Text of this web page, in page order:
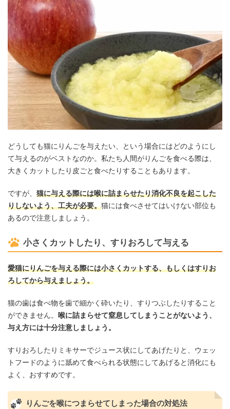
どうしても猫にりんごを与えたい、という場合にはどのようにし
て与えるのがベストなのか。私たち人間がりんごを食べる際は、
大きくカットしたり皮ごと食べたりすることもあります。
ですが、 猫に与える際には喉に詰まらせたり消化不良を起こした
りしないよう、工夫が必要。猫には食べさせてはいけない部位も
あるので注意しましょう。
小さくカットしたり、すりおろして与える
愛猫にりんごを与える際には小さくカットする、もしくはすりお
ろしてから与えましょう。
猫の歯は食べ物を歯で細かく砕いたり、すりつぶしたりすること
ができません。 喉に詰まらせて窒息してしまうことがないよう、
与え方には十分注意しましょう。
すりおろしたりミキサーでジュース状にしてあげたりと、ウェッ
トフードのように舐めて食べられる状態にしてあげると消化にも
よく、おすすめです。
りんごを喉につまらせてしまった場合の対処法